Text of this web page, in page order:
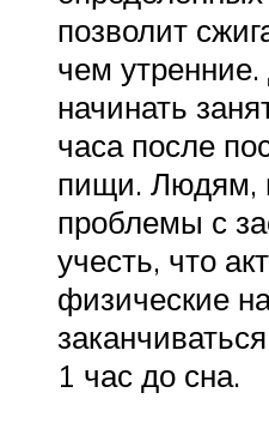
позволит
чем утренние.
начинать
часа после
пищи.
проблемы с
учесть, что
физические
1 час до сна.